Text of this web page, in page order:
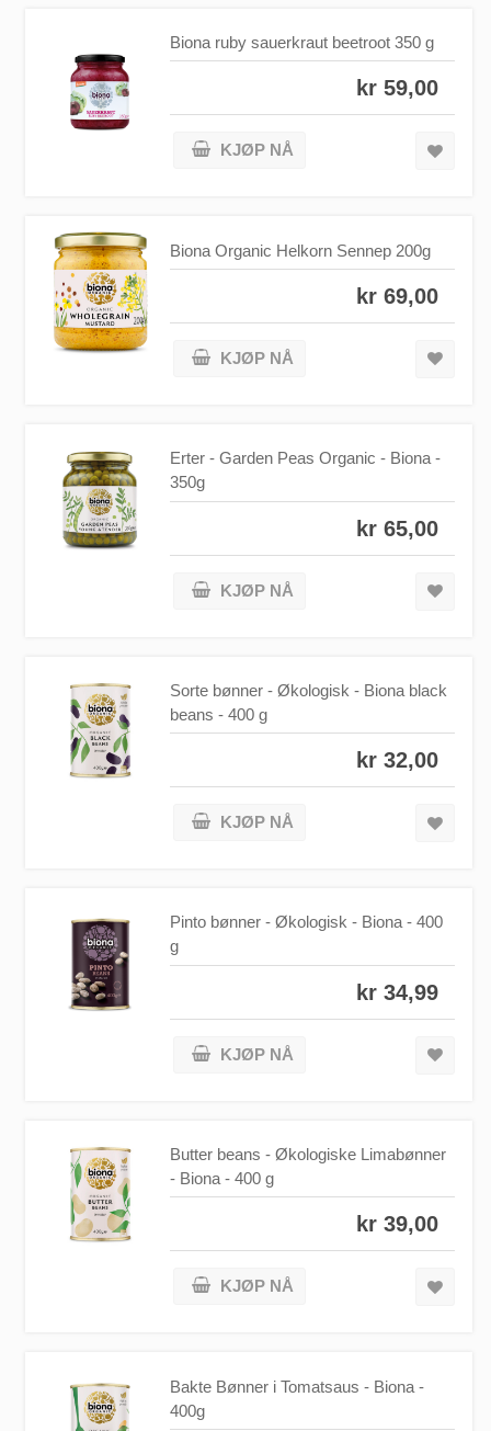
Biona ruby sauerkraut beetroot 350 g
kr 59,00
KJØP NÅ
Biona Organic Helkorn Sennep 200g
kr 69,00
KJØP NÅ
Erter - Garden Peas Organic - Biona -
350g
kr 65,00
KJØP NÅ
Sorte bønner - Økologisk - Biona black
beans - 400 g
kr 32,00
KJØP NÅ
Pinto bønner - Økologisk - Biona - 400
g
kr 34,99
KJØP NÅ
Butter beans - Økologiske Limabønner
- Biona - 400 g
kr 39,00
KJØP NÅ
Bakte Bønner i Tomatsaus - Biona -
400g